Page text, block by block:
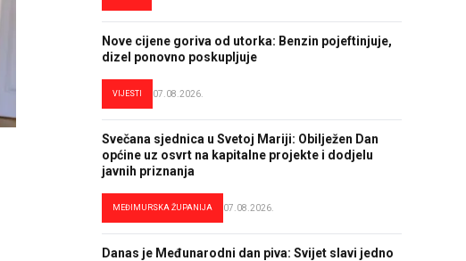
Nove cijene goriva od utorka: Benzin pojeftinjuje,
dizel ponovno poskupljuje
VIJESTI 07.08.2026.
Svečana sjednica u Svetoj Mariji: Obilježen Dan
općine uz osvrt na kapitalne projekte i dodjelu
javnih priznanja
MEĐIMURSKA ŽUPANIJA 07.08.2026.
Danas je Međunarodni dan piva: Svijet slavi jedno